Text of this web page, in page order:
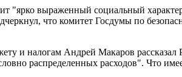
выраженный социальный
что комитет Госдумы по
и налогам Андрей Макаров
распределенных расходов". Что